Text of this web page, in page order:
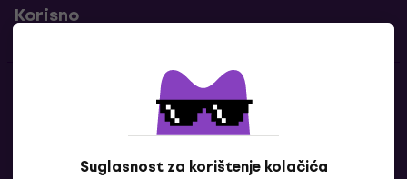
Suglasnost za korištenje kolačića
Korisno
Kontakti
Javi nam se